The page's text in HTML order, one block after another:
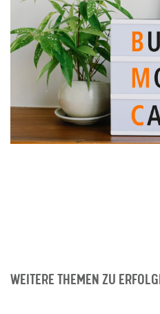
WEITERE THEMEN ZU